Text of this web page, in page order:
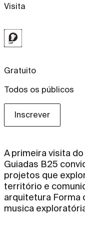
Visita
Gratuito
Todos os públicos
Inscrever
A primeira visita
Guiadas B25
projetos que
território e
arquitetura Forma
musica